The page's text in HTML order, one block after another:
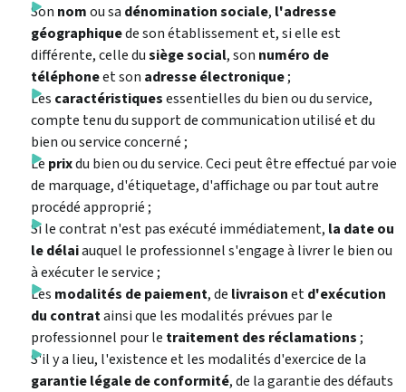
Son nomou sa dénomination sociale, l'adresse
géographiquede son établissement et, si elle est
différente, celle dusiège social, son numéro de
téléphoneet son adresse électronique;
Les caractéristiquesessentielles du bien ou du service,
compte tenu du support de communication utilisé et du
bien ou service concerné ;
Le prixdu bien ou du service. Ceci peut être effectué par voie
de marquage, d'étiquetage, d'affichage ou par tout autre
procédé approprié ;
Si le contrat n'est pas exécuté immédiatement, la date ou
le délaiauquel le professionnel s'engage à livrer le bien ou
à exécuter le service ;
Les modalités de paiement, de livraisonetd'exécution
du contratainsi que les modalités prévues par le
professionnel pour le traitement des réclamations;
S'il y a lieu, l'existence et les modalités d'exercice de la
garantie légale de conformité, de la garantie des défauts